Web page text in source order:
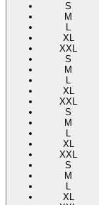
S
M
L
XL
XXL
S
M
L
XL
XXL
S
M
L
XL
XXL
S
M
L
XL